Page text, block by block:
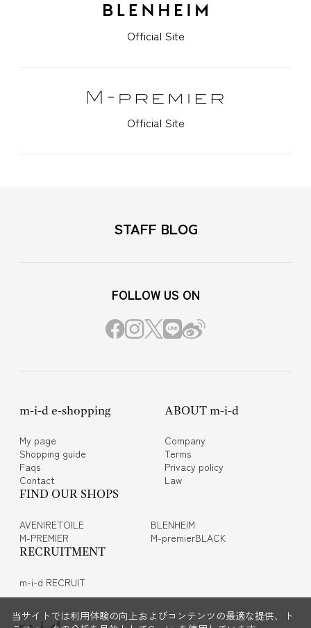
Official Site
Official Site
STAFF BLOG
FOLLOW US ON
m-i-d e-shopping
My page
Shopping guide
Faqs
Contact
ABOUT m-i-d
Company
Terms
Privacy policy
Law
FIND OUR SHOPS
AVENIRETOILE
BLENHEIM
M-PREMIER
M-premierBLACK
RECRUITMENT
m-i-d RECRUIT
当サイトでは利用体験の向上およびコンテンツの最適な提供、ト